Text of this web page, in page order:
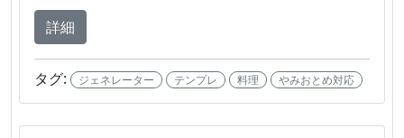
詳細
タグ: ジェネレーター テンプレ 料理 やみおとめ対応